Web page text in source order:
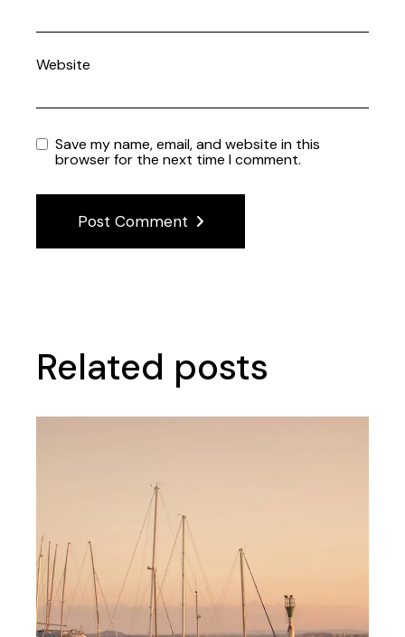
Website
Save my name, email, and website in this
browser for the next time I comment.
Post Comment
Related posts